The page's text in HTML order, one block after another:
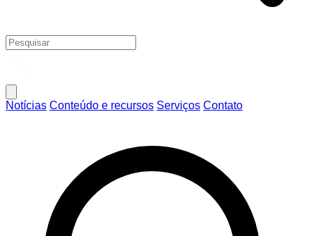
Notícias Conteúdo e recursos Serviços Contato